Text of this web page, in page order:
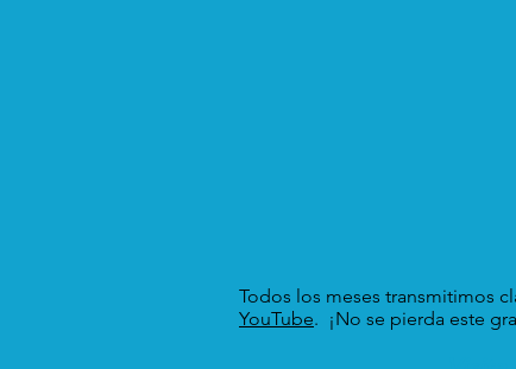
Todos los meses transmitimos
YouTube. ¡No se pierda este